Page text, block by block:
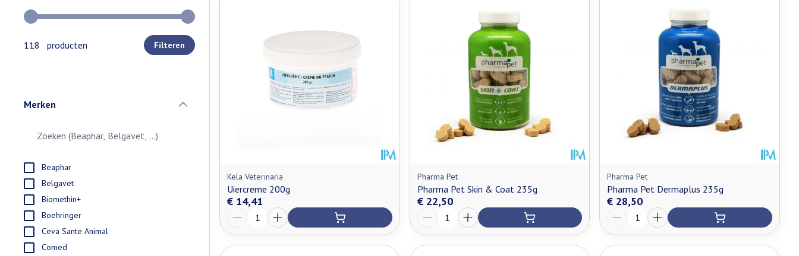
Gebruik de pijltjestoetsen links en rechts om de minimale en maximale prijswaarden aan te passen.
118 producten Filteren
Merken
Beaphar
Belgavet
Biomethin+
Boehringer
Ceva Sante Animal
Comed
Kela Veterinaria
Uiercreme 200g
€ 14,41
Pharma Pet
Pharma Pet Skin & Coat 235g
€ 22,50
Pharma Pet
Pharma Pet Dermaplus 235g
€ 28,50